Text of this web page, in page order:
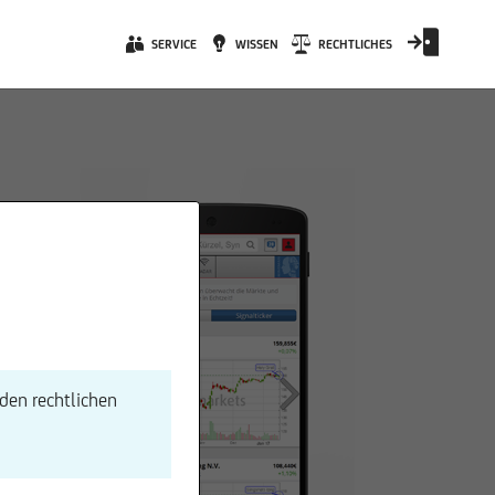
SERVICE WISSEN RECHTLICHES
rechtlichen